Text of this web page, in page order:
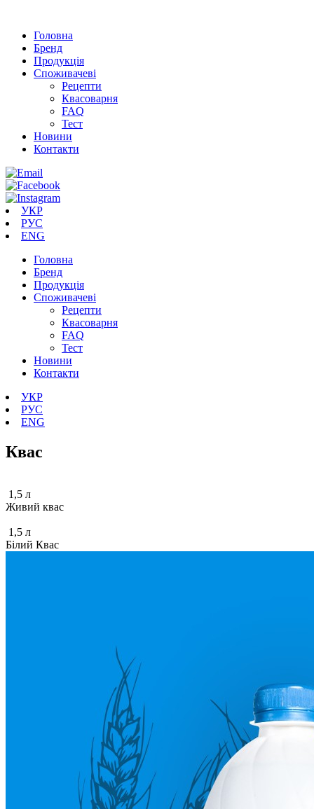
Головна
Бренд
Продукція
Cпоживачеві
Рецепти
Квасоварня
FAQ
Тест
Новини
Контакти
УКР
РУС
ENG
Головна
Бренд
Продукція
Cпоживачеві
Рецепти
Квасоварня
FAQ
Тест
Новини
Контакти
УКР
РУС
ENG
Квас
1,5 л
Живий квас
1,5 л
Білий Квас